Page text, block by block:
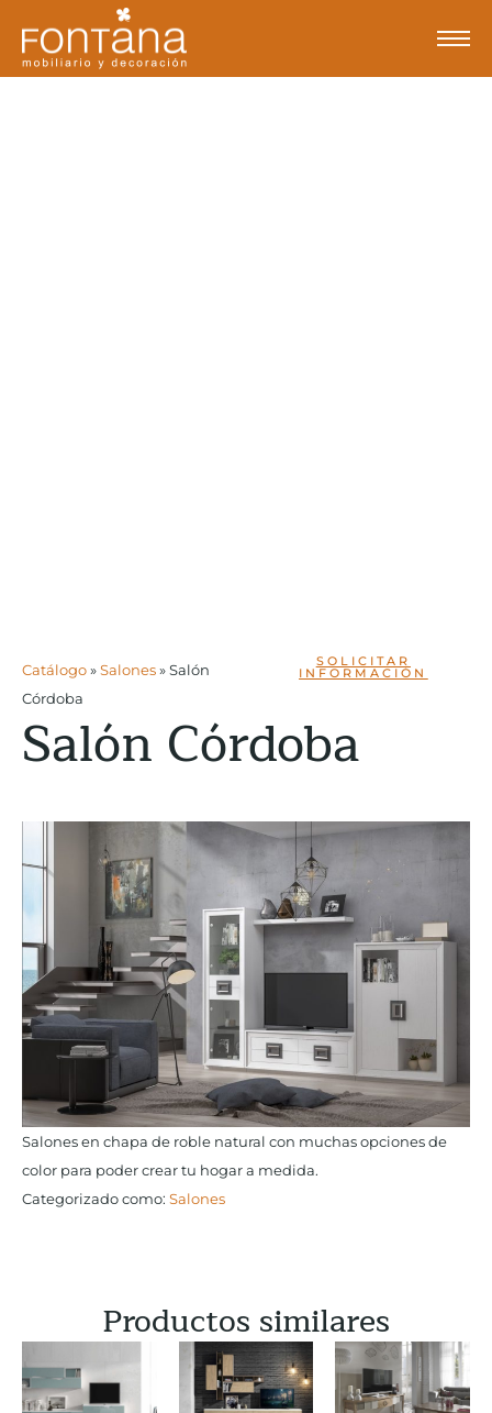
Catálogo»Salones»Salón
Córdoba
SOLICITAR
INFORMACIÓN
Salón Córdoba
Salones en chapa de roble natural con muchas opciones de
color para poder crear tu hogar a medida.
Categorizado como: Salones
Productos similares